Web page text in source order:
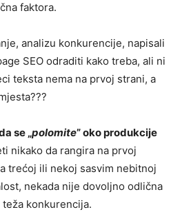
faktora.
analizu konkurencije, napisali
SEO odraditi kako treba, ali ni
teksta nema na prvoj strani, a
se „polomite” oko produkcije
nikako da rangira na prvoj
trećoj ili nekoj sasvim nebitnoj
nekada nije dovoljno odlična
konkurencija.